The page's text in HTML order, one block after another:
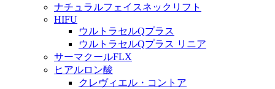
ナチュラルフェイスネックリフト
HIFU
ウルトラセルQプラス
ウルトラセルQプラス リニア
サーマクールFLX
ヒアルロン酸
クレヴィエル・コントア